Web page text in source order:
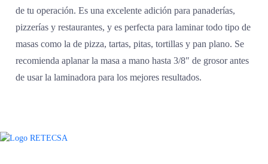
de tu operación. Es una excelente adición para panaderías,
pizzerías y restaurantes, y es perfecta para laminar todo tipo de
masas como la de pizza, tartas, pitas, tortillas y pan plano. Se
recomienda aplanar la masa a mano hasta 3/8″ de grosor antes
de usar la laminadora para los mejores resultados.